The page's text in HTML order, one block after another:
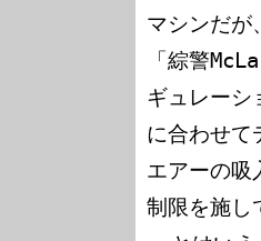
マシンだが、
「綜警
ギュレーシ
に合わせて
エアーの吸
制限を施し